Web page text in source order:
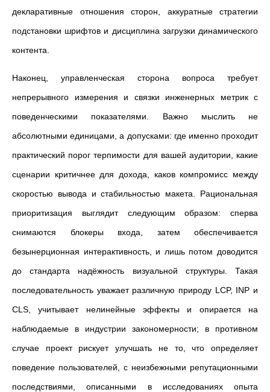
декларативные отношения сторон, аккуратные стратегии
подстановки шрифтов и дисциплина загрузки динамического
контента.
Наконец, управленческая сторона вопроса требует
непрерывного измерения и связки инженерных метрик с
поведенческими показателями. Важно мыслить не
абсолютными единицами, а допусками: где именно проходит
практический порог терпимости для вашей аудитории, какие
сценарии критичнее для дохода, каков компромисс между
скоростью вывода и стабильностью макета. Рациональная
приоритизация выглядит следующим образом: сперва
снимаются блокеры входа, затем обеспечивается
безынерционная интерактивность, и лишь потом доводится
до стандарта надёжность визуальной структуры. Такая
последовательность уважает различную природу LCP, INP и
CLS, учитывает нелинейные эффекты и опирается на
наблюдаемые в индустрии закономерности; в противном
случае проект рискует улучшать не то, что определяет
поведение пользователей, с неизбежными репутационными
последствиями, описанными в исследованиях опыта